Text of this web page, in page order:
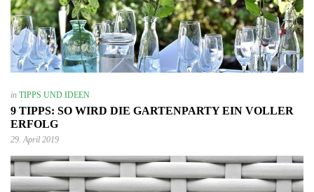
in TIPPS UND IDEEN
9 TIPPS: SO WIRD DIE GARTENPARTY EIN VOLLER
ERFOLG
29. April 2019